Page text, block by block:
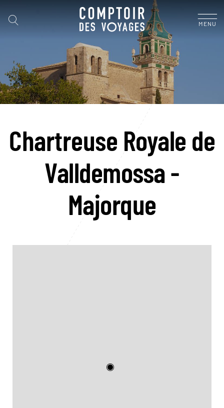
MENU
Chartreuse Royale de
Valldemossa -
Majorque